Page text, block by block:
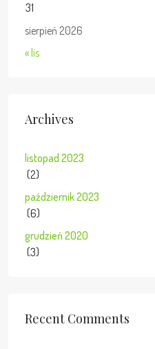
sierpień 2026
31
« lis
Archives
listopad 2023
(2)
październik 2023
(6)
grudzień 2020
(3)
Recent Comments